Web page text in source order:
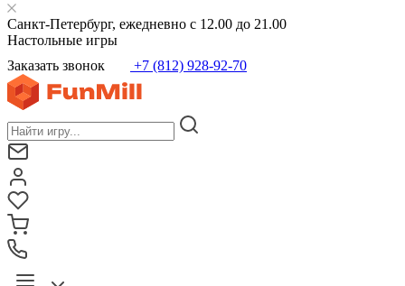
Санкт-Петербург, ежедневно с 12.00 до 21.00
Настольные игры
Заказать звонок
+7 (812) 928-92-70